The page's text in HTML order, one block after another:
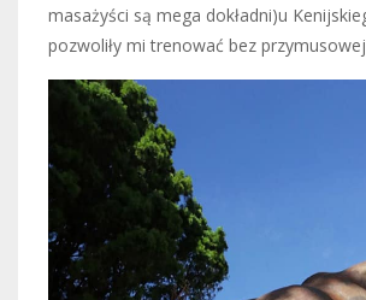
masażyści są mega dokładni)u
pozwoliły mi trenować bez